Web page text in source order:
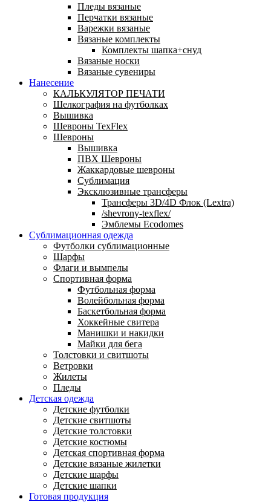
Пледы вязаные
Перчатки вязаные
Варежки вязаные
Вязаные комплекты
Комплекты шапка+снуд
Вязаные носки
Вязаные сувениры
Нанесение
КАЛЬКУЛЯТОР ПЕЧАТИ
Шелкография на футболках
Вышивка
Шевроны TexFlex
Шевроны
Вышивка
ПВХ Шевроны
Жаккардовые шевроны
Сублимация
Эксклюзивные трансферы
Трансферы 3D/4D Флок (Lextra)
/shevrony-texflex/
Эмблемы Ecodomes
Сублимационная одежда
Футболки сублимационные
Шарфы
Флаги и вымпелы
Спортивная форма
Футбольная форма
Волейбольная форма
Баскетбольная форма
Хоккейные свитера
Манишки и накидки
Майки для бега
Толстовки и свитшоты
Ветровки
Жилеты
Пледы
Детская одежда
Детские футболки
Детские свитшоты
Детские толстовки
Детские костюмы
Детская спортивная форма
Детские вязаные жилетки
Детские шарфы
Детские шапки
Готовая продукция